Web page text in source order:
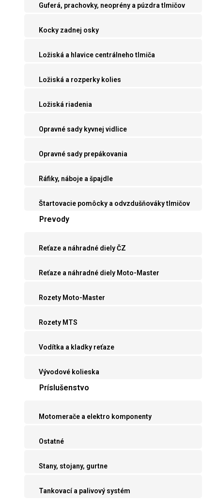
Guferá, prachovky, neoprény a púzdra tlmičov
Kocky zadnej osky
Ložiská a hlavice centrálneho tlmiča
Ložiská a rozperky kolies
Ložiská riadenia
Opravné sady kyvnej vidlice
Opravné sady prepákovania
Ráfiky, náboje a špajdle
Štartovacie pomôcky a odvzdušňováky tlmičov
Prevody
Reťaze a náhradné diely ČZ
Reťaze a náhradné diely Moto-Master
Rozety Moto-Master
Rozety MTS
Vodítka a kladky reťaze
Vývodové kolieska
Príslušenstvo
Motomerače a elektro komponenty
Ostatné
Stany, stojany, gurtne
Tankovací a palivový systém